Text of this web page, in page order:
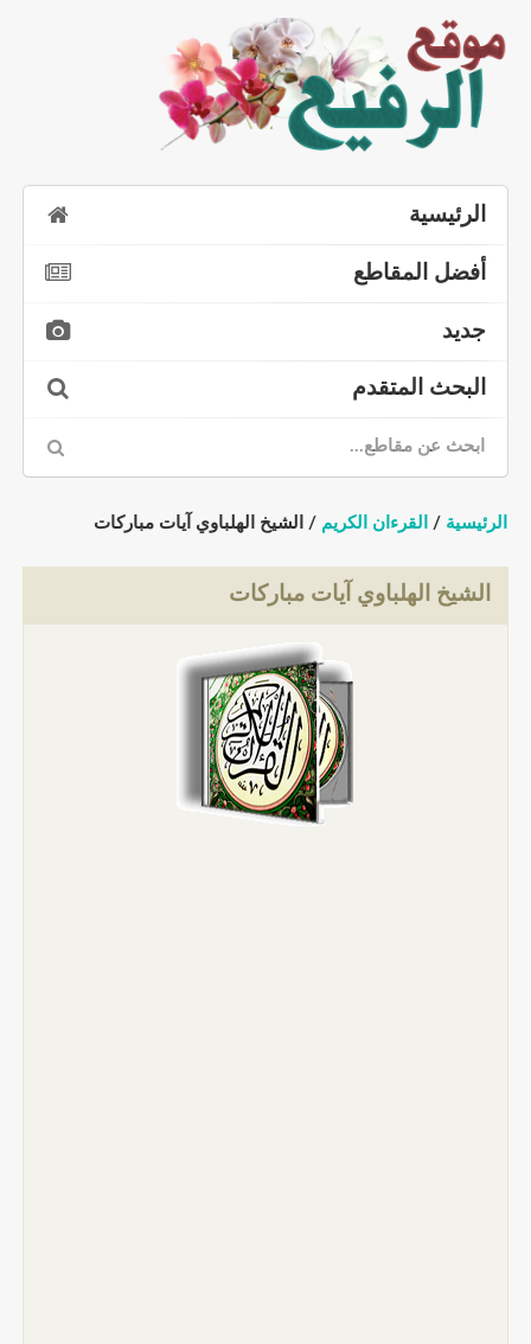
الرئيسية
أفضل المقاطع
جديد
البحث المتقدم
الرئيسية / القرءان الكريم / الشيخ الهلباوي آيات مباركات
الشيخ الهلباوي آيات مباركات